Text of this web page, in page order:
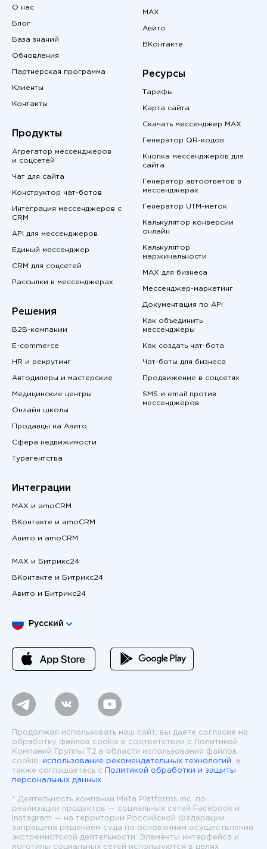
О нас
Блог
База знаний
Обновления
Партнерская программа
Клиенты
Контакты
Продукты
Агрегатор мессенджеров
и соцсетей
Чат для сайта
Конструктор чат-ботов
Интеграция мессенджеров с
CRM
API для мессенджеров
Единый мессенджер
CRM для соцсетей
Рассылки в мессенджерах
Решения
B2B-компании
E-commerce
HR и рекрутинг
Автодилеры и мастерские
Медицинские центры
Онлайн школы
Продавцы на Авито
Сфера недвижимости
Турагентства
Интеграции
MAX и amoCRM
ВКонтакте и amoCRM
Авито и amoCRM
MAX и Битрикс24
ВКонтакте и Битрикс24
Авито и Битрикс24
MAX
Авито
ВКонтакте
Ресурсы
Тарифы
Карта сайта
Скачать мессенджер MAX
Генератор QR-кодов
Кнопка мессенджеров для
сайта
Генератор автоответов в
мессенджерах
Генератор UTM-меток
Калькулятор конверсии
онлайн
Калькулятор
маржинальности
MAX для бизнеса
Мессенджер-маркетинг
Документация по API
Как объединить
мессенджеры
Как создать чат-бота
Чат-боты для бизнеса
Продвижение в соцсетях
SMS и email против
мессенджеров
Выберите язык
Русский
Продолжая использовать наш сайт, вы даете согласие на
обработку файлов cookie в соответствии с Политикой
Компаний Группы T2 в области использования файлов
cookie, использование рекомендательных технологий , а
также соглашаетесь с
Политикой обработки и защиты
персональных данных
* Деятельность компании Meta Platforms Inc. по
реализации продуктов — социальных сетей Facebook и
Instagram — на территории Российской Федерации
запрещена решением суда по основаниям осуществления
экстремистской деятельности. Элементы интерфейса и
логотипы социальных сетей используются в целях